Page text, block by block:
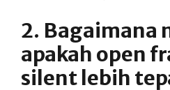
2. Bagaimana
apakah open
silent lebih